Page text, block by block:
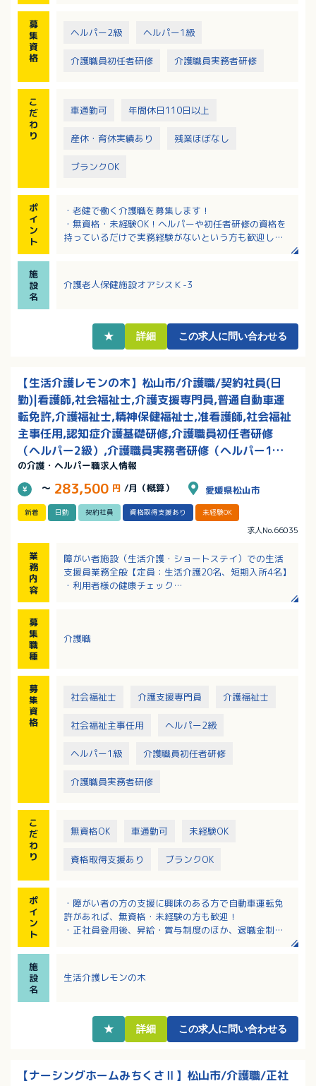
募
集
資
格
ヘルパー2級 ヘルパー1級
介護職員初任者研修 介護職員実務者研修
こ
だ
わ
り
車通勤可 年間休日110日以上
産休・育休実績あり 残業ほぼなし
ブランクOK
ポ
イ
ン
ト
・老健で働く介護職を募集します！
・無資格・未経験OK！ヘルパーや初任者研修の資格を
持っているだけで実務経験がないという方も歓迎しま
・年間休日124日！残業はほぼありません！
・幅広い世代が活躍中！年齢を気にせずご応募くださ
施
設
名
介護老人保健施設オアシスＫ-3
★ 詳細 この求人に問い合わせる
【生活介護レモンの木】松山市/介護職/契約社員(日
勤)|看護師,社会福祉士,介護支援専門員,普通自動車運
転免許,介護福祉士,精神保健福祉士,准看護師,社会福祉
主事任用,認知症介護基礎研修,介護職員初任者研修
（ヘルパー2級）,介護職員実務者研修（ヘルパー1
級）,無資格OK/賞与あり
の介護・ヘルパー職求人情報
～ 283,500 円 /月（概算） 愛媛県松山市
新着 日勤 契約社員 資格取得支援あり 未経験OK
求人No.66035
業
務
内
容
障がい者施設（生活介護・ショートステイ）での生活
支援員業務全般【定員：生活介護20名、短期入所4名】
・利用者様の健康チェック
クトカー、軽自動車）
・書類作成・調理業務：外注の為ほとんどありません
（電子レンジで温める程度）
募
集
職
種
介護職
募
集
資
格
社会福祉士 介護支援専門員 介護福祉士
社会福祉主事任用 ヘルパー2級
ヘルパー1級 介護職員初任者研修
介護職員実務者研修
こ
だ
わ
り
無資格OK 車通勤可 未経験OK
資格取得支援あり ブランクOK
ポ
イ
ン
ト
・障がい者の方の支援に興味のある方で自動車運転免
許があれば、無資格・未経験の方も歓迎！
・正社員登用後、昇給・賞与制度のほか、退職金制度
躍することができます！
・契約社員での募集ですが、最短半年後に正社員登用
施
設
名
生活介護レモンの木
★ 詳細 この求人に問い合わせる
【ナーシングホームみちくさⅡ】松山市/介護職/正社